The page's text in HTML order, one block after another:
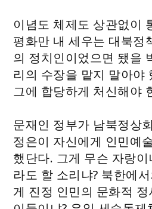
이념도 체제도 상관없이
평화만 내 세우는 대북정
의 정치인이었으면 됐을
리의 수장을 맡지 말아야
그에 합당하게 처신해야
문재인 정부가 남북정상
정은이 자신에게 인민예
했단다. 그게 무슨 자랑
라도 할 소리냐? 북한에
게 진정 인민의 문화적